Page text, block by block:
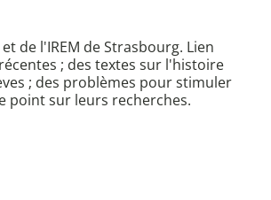
de l'IREM de Strasbourg. Lien
; des textes sur l'histoire
; des problèmes pour stimuler
point sur leurs recherches.